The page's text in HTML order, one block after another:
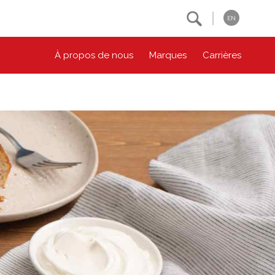
EN
À propos de nous Marques Carrières
Environnement
Bien-être des animaux
Collectivité
Principes coopératifs
Diversité et inclusion
Accessibilité
Contactez-nous
Location